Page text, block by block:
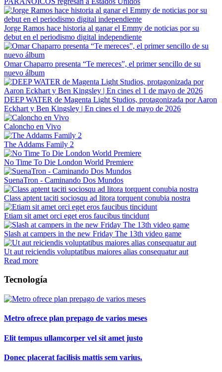
Jorge Ramos hace historia al ganar el Emmy de noticias por su
debut en el periodismo digital independiente
Omar Chaparro presenta “Te mereces”, el primer sencillo de su
nuevo álbum
DEEP WATER de Magenta Light Studios, protagonizada por Aaron
Eckhart y Ben Kingsley | En cines el 1 de mayo de 2026
Caloncho en Vivo
The Addams Family 2
No Time To Die London World Premiere
SuenaTron - Caminando Dos Mundos
Class aptent taciti sociosqu ad litora torquent conubia nostra
Etiam sit amet orci eget eros faucibus tincidunt
Slash at campers in the new Friday The 13th video game
Ut aut reiciendis voluptatibus maiores alias consequatur aut
Read more
Tecnología
Metro ofrece plan prepago de varios meses
Elit tempus ullamcorper vel sit amet justo
Donec placerat facilisis mattis sem varius.